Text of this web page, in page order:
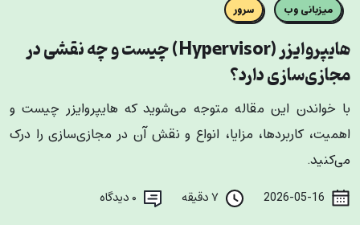
میزبانی وب سرور
هایپروایزر (Hypervisor) چیست و چه نقشی در
مجازی‌سازی دارد؟
با خواندن این مقاله متوجه می‌شوید که هایپروایزر چیست و
اهمیت، کاربردها، مزایا، انواع و نقش آن در مجازی‌سازی را درک
می‌کنید.
دیدگاه